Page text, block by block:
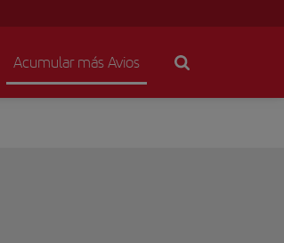
Acumular más Avios